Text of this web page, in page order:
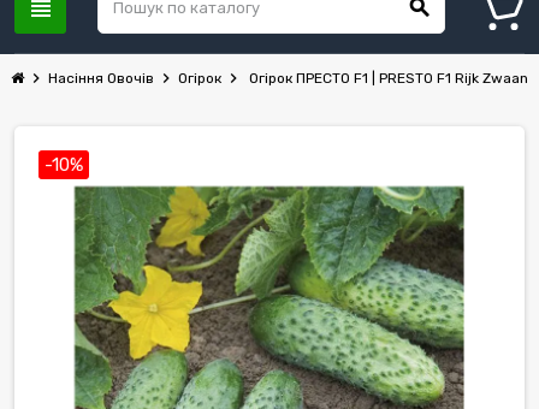
view_headline search
chevron_right Насіння Овочів chevron_right Огірок chevron_right Огірок ПРЕСТО F1 | PRESTO F1 Rijk Zwaan
-10%